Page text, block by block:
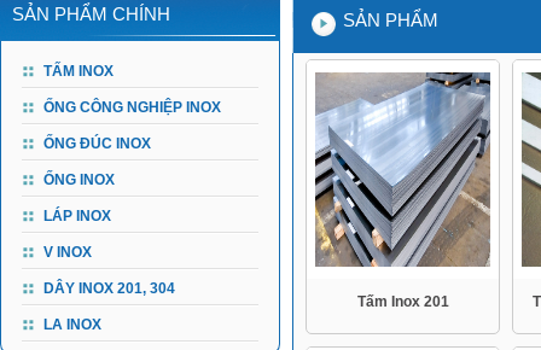
SẢN PHẨM CHÍNH
TẤM INOX
ỐNG CÔNG NGHIỆP INOX
ỐNG ĐÚC INOX
ỐNG INOX
LÁP INOX
V INOX
DÂY INOX 201, 304
LA INOX
SẢN PHẨM
Tấm Inox 201